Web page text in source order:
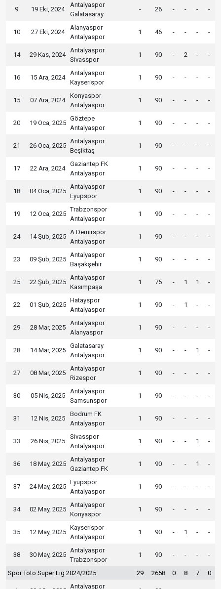
9 19 Eki, 2024
Antalyaspor
Galatasaray
- 26 - - - -
10 27 Eki, 2024
Alanyaspor
Antalyaspor
1 46 - - - -
14 29 Kas, 2024
Antalyaspor
Sivasspor
1 90 - 2 - -
16 15 Ara, 2024
Antalyaspor
Kayserispor
1 90 - - - -
15 07 Ara, 2024
Konyaspor
Antalyaspor
1 90 - - - -
20 19 Oca, 2025
Göztepe
Antalyaspor
1 90 - - - -
21 26 Oca, 2025
Antalyaspor
Beşiktaş
1 90 - - - -
17 22 Ara, 2024
Gaziantep FK
Antalyaspor
1 90 - - - -
18 04 Oca, 2025
Antalyaspor
Eyüpspor
1 90 - - - -
19 12 Oca, 2025
Trabzonspor
Antalyaspor
1 90 - - - -
24 14 Şub, 2025
A.Demirspor
Antalyaspor
1 90 - - - -
23 09 Şub, 2025
Antalyaspor
Başakşehir
1 90 - - - -
25 22 Şub, 2025
Antalyaspor
Kasımpaşa
1 75 - 1 1 -
22 01 Şub, 2025
Hatayspor
Antalyaspor
1 90 - 1 - -
29 28 Mar, 2025
Antalyaspor
Alanyaspor
1 90 - - - -
28 14 Mar, 2025
Galatasaray
Antalyaspor
1 90 - - 1 -
27 08 Mar, 2025
Antalyaspor
Rizespor
1 90 - - - -
30 05 Nis, 2025
Antalyaspor
Samsunspor
1 90 - - - -
31 12 Nis, 2025
Bodrum FK
Antalyaspor
1 90 - - - -
33 26 Nis, 2025
Sivasspor
Antalyaspor
1 90 - - 1 -
36 18 May, 2025
Antalyaspor
Gaziantep FK
1 90 - - 1 -
37 24 May, 2025
Eyüpspor
Antalyaspor
1 90 - - - -
34 02 May, 2025
Antalyaspor
Konyaspor
1 90 - - - -
35 12 May, 2025
Kayserispor
Antalyaspor
1 90 - 1 - -
38 30 May, 2025
Antalyaspor
Trabzonspor
1 90 - - - -
Spor Toto Süper Lig 2024/2025 29 2658 0 8 7 0
Antalyaspor